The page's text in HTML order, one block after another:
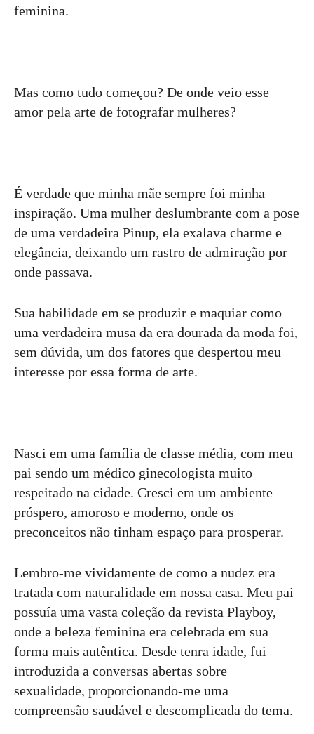
feminina.
Mas como tudo começou? De onde veio esse
amor pela arte de fotografar mulheres?
É verdade que minha mãe sempre foi minha
inspiração. Uma mulher deslumbrante com a pose
de uma verdadeira Pinup, ela exalava charme e
elegância, deixando um rastro de admiração por
onde passava.
Sua habilidade em se produzir e maquiar como
uma verdadeira musa da era dourada da moda foi,
sem dúvida, um dos fatores que despertou meu
interesse por essa forma de arte.
Nasci em uma família de classe média, com meu
pai sendo um médico ginecologista muito
respeitado na cidade. Cresci em um ambiente
próspero, amoroso e moderno, onde os
preconceitos não tinham espaço para prosperar.
Lembro-me vividamente de como a nudez era
tratada com naturalidade em nossa casa. Meu pai
possuía uma vasta coleção da revista Playboy,
onde a beleza feminina era celebrada em sua
forma mais autêntica. Desde tenra idade, fui
introduzida a conversas abertas sobre
sexualidade, proporcionando-me uma
compreensão saudável e descomplicada do tema.